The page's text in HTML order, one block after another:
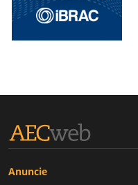
Anuncie